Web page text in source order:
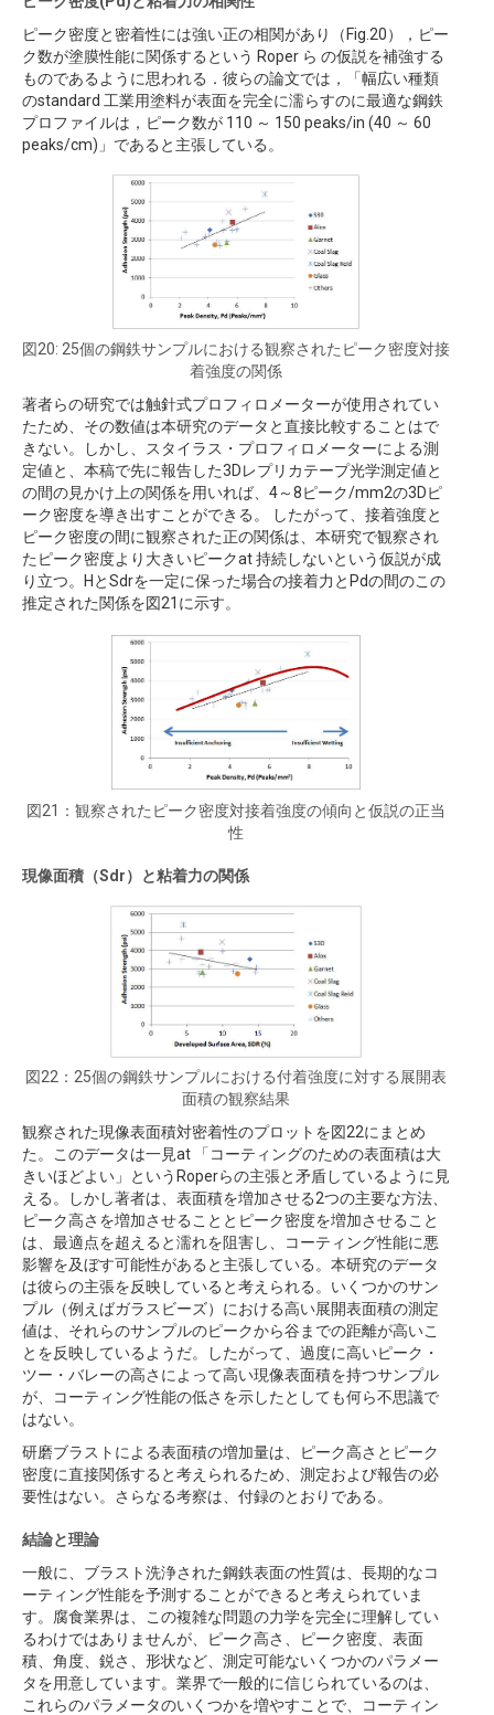
ピーク密度と密着性には強い正の相関があり（Fig.20），ピー
ク数が塗膜性能に関係するという Roper ら の仮説を補強する
ものであるように思われる．彼らの論文では，「幅広い種類
のstandard 工業用塗料が表面を完全に濡らすのに最適な鋼鉄
プロファイルは，ピーク数が 110 ～ 150 peaks/in (40 ～ 60
peaks/cm)」であると主張している。
図20: 25個の鋼鉄サンプルにおける観察されたピーク密度対接
着強度の関係
著者らの研究では触針式プロフィロメーターが使用されてい
たため、その数値は本研究のデータと直接比較することはで
きない。しかし、スタイラス・プロフィロメーターによる測
定値と、本稿で先に報告した3Dレプリカテープ光学測定値と
の間の見かけ上の関係を用いれば、4～8ピーク/mm2の3Dピ
ーク密度を導き出すことができる。 したがって、接着強度と
ピーク密度の間に観察された正の関係は、本研究で観察され
たピーク密度より大きいピークat 持続しないという仮説が成
り立つ。HとSdrを一定に保った場合の接着力とPdの間のこの
推定された関係を図21に示す。
図21：観察されたピーク密度対接着強度の傾向と仮説の正当
性
現像面積（Sdr）と粘着力の関係
図22：25個の鋼鉄サンプルにおける付着強度に対する展開表
面積の観察結果
観察された現像表面積対密着性のプロットを図22にまとめ
た。このデータは一見at 「コーティングのための表面積は大
きいほどよい」というRoperらの主張と矛盾しているように見
える。しかし著者は、表面積を増加させる2つの主要な方法、
ピーク高さを増加させることとピーク密度を増加させること
は、最適点を超えると濡れを阻害し、コーティング性能に悪
影響を及ぼす可能性があると主張している。本研究のデータ
は彼らの主張を反映していると考えられる。いくつかのサン
プル（例えばガラスビーズ）における高い展開表面積の測定
値は、それらのサンプルのピークから谷までの距離が高いこ
とを反映しているようだ。したがって、過度に高いピーク・
ツー・バレーの高さによって高い現像表面積を持つサンプル
が、コーティング性能の低さを示したとしても何ら不思議で
はない。
研磨ブラストによる表面積の増加量は、ピーク高さとピーク
密度に直接関係すると考えられるため、測定および報告の必
要性はない。さらなる考察は、付録のとおりである。
結論と理論
一般に、ブラスト洗浄された鋼鉄表面の性質は、長期的なコ
ーティング性能を予測することができると考えられていま
す。腐食業界は、この複雑な問題の力学を完全に理解してい
るわけではありませんが、ピーク高さ、ピーク密度、表面
積、角度、鋭さ、形状など、測定可能ないくつかのパラメー
タを用意しています。業界で一般的に信じられているのは、
これらのパラメータのいくつかを増やすことで、コーティン